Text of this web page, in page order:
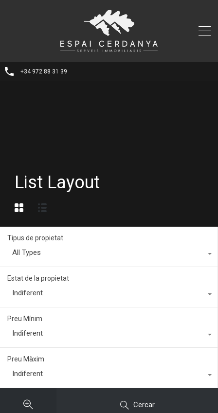
+34 972 88 31 39
List Layout
Tipus de propietat
All Types
Estat de la propietat
Indiferent
Preu Mínim
Indiferent
Preu Màxim
Indiferent
Cercar